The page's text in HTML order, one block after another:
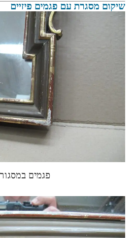
שיקום מסגרת עם פגמים פיזיים
פגמים במסגור